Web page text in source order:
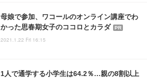
母娘で参加、ワコールのオンライン講座でわ
かった思春期女子のココロとカラダ
PR
2021.1.22 Fri 16:15
1人で通学する小学生は64.2％…親の8割以上